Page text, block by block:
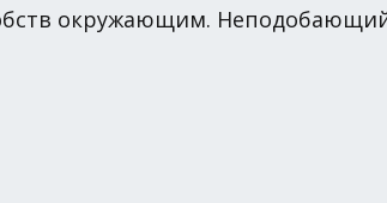
окружающим.